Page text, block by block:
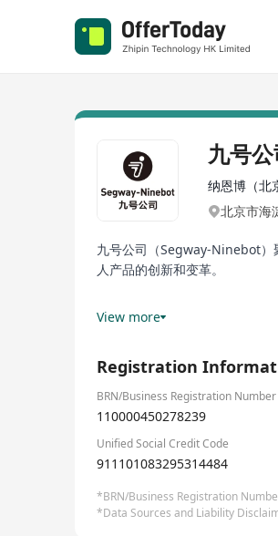
九号公
纳恩博（北
北京市海
九号公司（Segway-Ninebot）
人产品的创新和变革。
公司成立于2012年，在全球拥
2022年7月5日，九号公司官宣
View more
Registration
BRN/Business Registration Number
110000450278239
Unified Social Credit Code
911101083295314484
*BRN/Business Registration
*Data Sources and Liability